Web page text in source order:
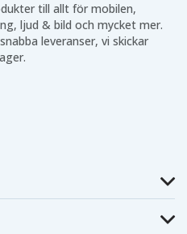
till allt för mobilen,
ljud & bild och mycket mer.
leveranser, vi skickar